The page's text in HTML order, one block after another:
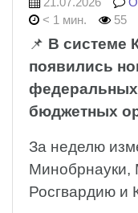
< 1 мин.
55
📌 В системе
появились
федеральных
бюджетных
За неделю
Росгвардию и